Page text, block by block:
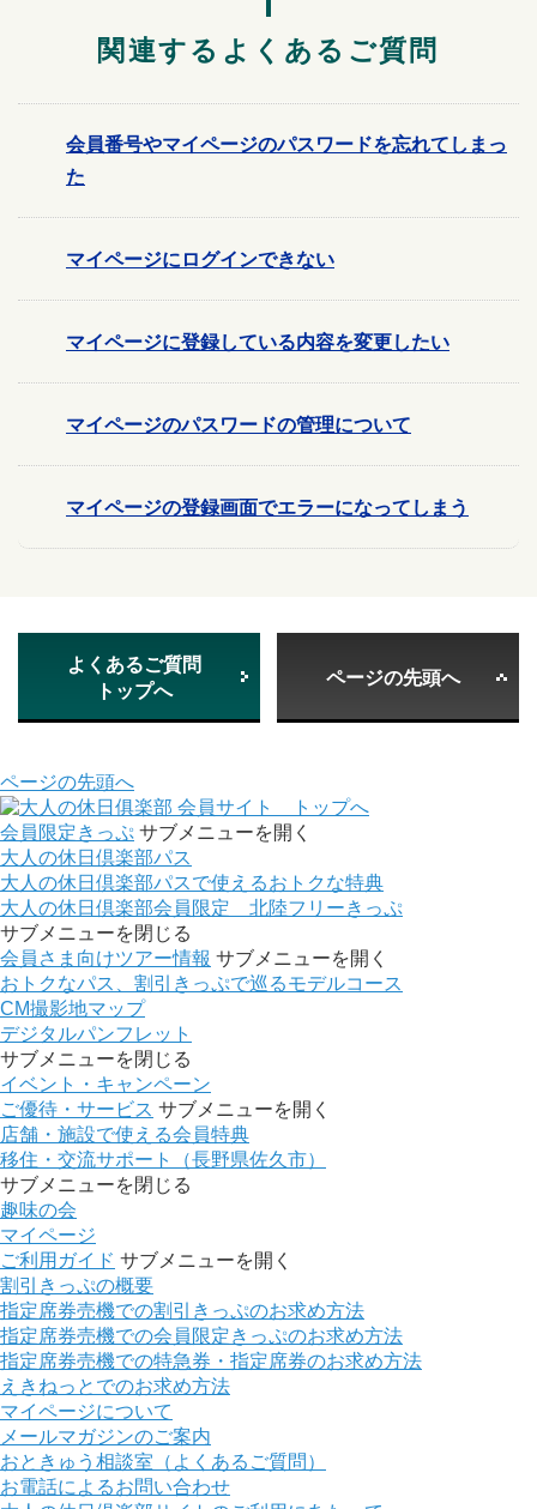
関連するよくあるご質問
会員番号やマイページのパスワードを忘れてしまっ
た
マイページにログインできない
マイページに登録している内容を変更したい
マイページのパスワードの管理について
マイページの登録画面でエラーになってしまう
よくあるご質問
トップへ
ページの先頭へ
ページの先頭へ
会員サイト トップへ
会員限定きっぷ サブメニューを開く
大人の休日倶楽部パス
大人の休日倶楽部パスで使えるおトクな特典
大人の休日倶楽部会員限定 北陸フリーきっぷ
サブメニューを閉じる
会員さま向けツアー情報 サブメニューを開く
おトクなパス、割引きっぷで巡るモデルコース
CM撮影地マップ
デジタルパンフレット
サブメニューを閉じる
イベント・キャンペーン
ご優待・サービス サブメニューを開く
店舗・施設で使える会員特典
移住・交流サポート（長野県佐久市）
サブメニューを閉じる
趣味の会
マイページ
ご利用ガイド サブメニューを開く
割引きっぷの概要
指定席券売機での割引きっぷのお求め方法
指定席券売機での会員限定きっぷのお求め方法
指定席券売機での特急券・指定席券のお求め方法
えきねっとでのお求め方法
マイページについて
メールマガジンのご案内
おときゅう相談室（よくあるご質問）
お電話によるお問い合わせ